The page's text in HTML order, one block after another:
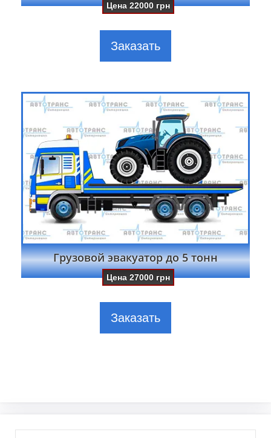
Цена22000 грн
Заказать
Грузовой эвакуатор до 5 тонн
Цена27000 грн
Заказать